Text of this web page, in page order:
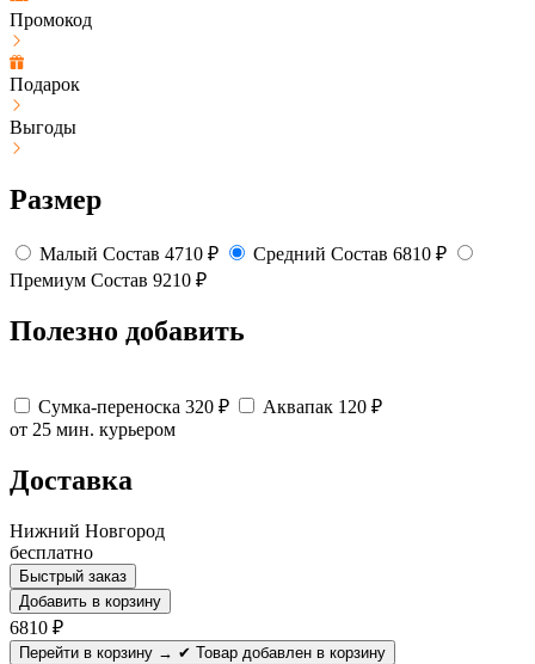
Промокод
Подарок
Выгоды
Размер
Малый Состав 4710 ₽ Средний Состав 6810 ₽
Премиум Состав 9210 ₽
Полезно добавить
Сумка-переноска 320 ₽ Аквапак 120 ₽
от 25 мин. курьером
Доставка
Нижний Новгород
бесплатно
Быстрый заказ
Добавить в корзину
6810 ₽
Перейти в корзину → ✔ Товар добавлен в корзину